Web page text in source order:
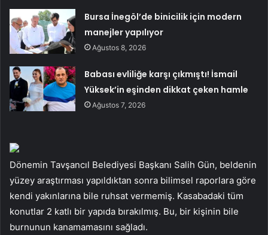
Bursa İnegöl’de binicilik için modern
manejler yapılıyor
Ağustos 8, 2026
Babası evliliğe karşı çıkmıştı! İsmail
Yüksek’in eşinden dikkat çeken hamle
Ağustos 7, 2026
Dönemin Tavşancıl Belediyesi Başkanı Salih Gün, beldenin
yüzey araştırması yapıldıktan sonra bilimsel raporlara göre
kendi yakınlarına bile ruhsat vermemiş. Kasabadaki tüm
konutlar 2 katlı bir yapıda bırakılmış. Bu, bir kişinin bile
burnunun kanamamasını sağladı.